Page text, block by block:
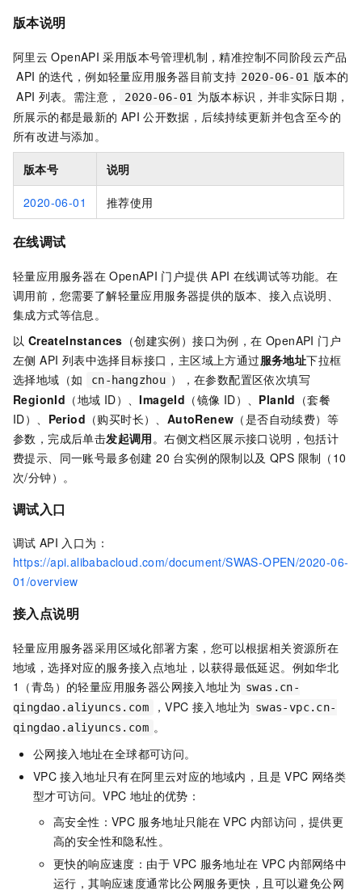
版本说明
阿里云 OpenAPI 采用版本号管理机制，精准控制不同阶段云产品
API 的迭代，例如轻量应用服务器目前支持 2020-06-01 版本的
API 列表。需注意， 2020-06-01 为版本标识，并非实际日期，
所展示的都是最新的 API 公开数据，后续持续更新并包含至今的
所有改进与添加。
版本号 说明
2020-06-01 推荐使用
在线调试
轻量应用服务器在 OpenAPI 门户提供 API 在线调试等功能。在
调用前，您需要了解轻量应用服务器提供的版本、接入点说明、
集成方式等信息。
以 CreateInstances （创建实例）接口为例，在 OpenAPI 门户
左侧 API 列表中选择目标接口，主区域上方通过服务地址下拉框
选择地域（如
cn-hangzhou ），在参数配置区依次填写
RegionId （地域 ID）、ImageId （镜像 ID）、 PlanId （套餐
ID）、 Period （购买时长）、 AutoRenew （是否自动续费）等
参数，完成后单击发起调用 。右侧文档区展示接口说明，包括计
费提示、同一账号最多创建 20 台实例的限制以及 QPS 限制（10
次/分钟）。
调试入口
调试 API 入口为：
https://api.alibabacloud.com/document/SWAS-OPEN/2020-06-
01/overview
接入点说明
轻量应用服务器采用区域化部署方案，您可以根据相关资源所在
地域，选择对应的服务接入点地址，以获得最低延迟。例如华北
1（青岛）的轻量应用服务器公网接入地址为 swas.cn-
qingdao.aliyuncs.com
，VPC 接入地址为 swas-vpc.cn-
qingdao.aliyuncs.com 。
公网接入地址在全球都可访问。
VPC 接入地址只有在阿里云对应的地域内，且是 VPC 网络类
型才可访问。VPC 地址的优势：
高安全性：VPC 服务地址只能在 VPC 内部访问，提供更
高的安全性和隐私性。
更快的响应速度：由于 VPC 服务地址在 VPC 内部网络中
运行，其响应速度通常比公网服务更快，且可以避免公网